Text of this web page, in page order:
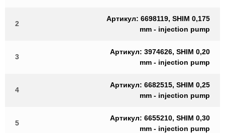
2
Артикул: 6698119, SHIM 0,175
mm - injection pump
3
Артикул: 3974626, SHIM 0,20
mm - injection pump
4
Артикул: 6682515, SHIM 0,25
mm - injection pump
5
Артикул: 6655210, SHIM 0,30
mm - injection pump